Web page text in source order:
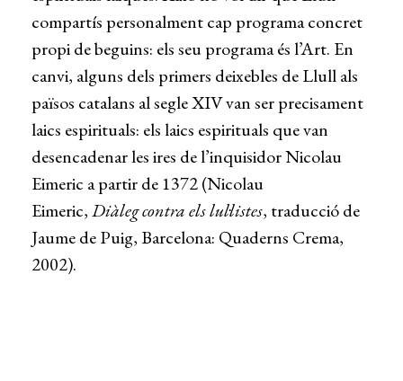
compartís personalment cap programa concret
propi de beguins: els seu programa és l’Art. En
canvi, alguns dels primers deixebles de Llull als
països catalans al segle XIV van ser precisament
laics espirituals: els laics espirituals que van
desencadenar les ires de l’inquisidor Nicolau
Eimeric a partir de 1372 (Nicolau
Eimeric,Diàleg contra els lul·listes, traducció de
Jaume de Puig, Barcelona: Quaderns Crema,
2002).